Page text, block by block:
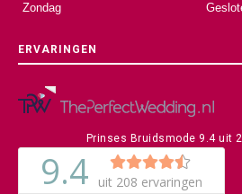
Zondag
ERVARINGEN
Prinses Bruidsmode 9.4uit